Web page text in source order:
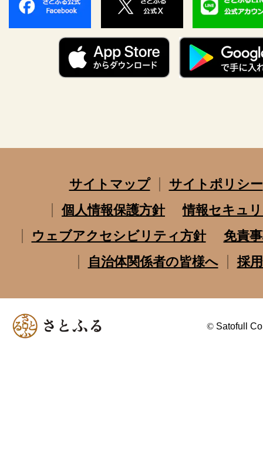
サイトマップ
サイトポリシー
個人情報保護方針
情報セキュ
ウェブアクセシビリティ方針
免責
自治体関係者の皆様へ
採
© Satofull